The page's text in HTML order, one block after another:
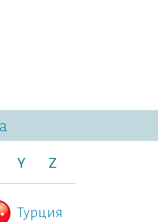
Y Z
Турция